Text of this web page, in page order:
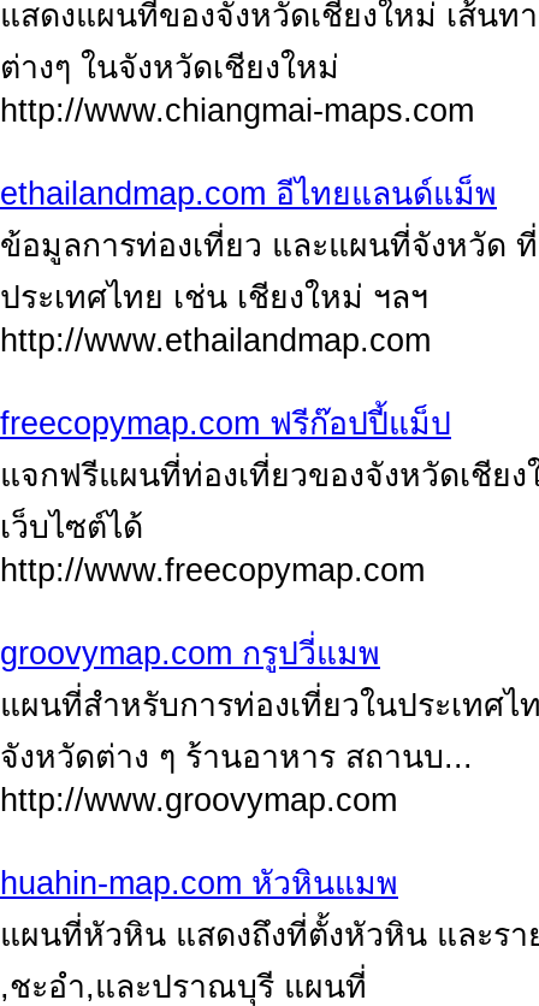
แสดงแผนที่ของจังหวัดเชียงใหม่ เส้นท
ต่างๆ ในจังหวัดเชียงใหม่
http://www.chiangmai-maps.com
ethailandmap.com อีไทยแลนด์แม็พ
ข้อมูลการท่องเที่ยว และแผนที่จังหวัด
ประเทศไทย เช่น เชียงใหม่ ฯลฯ
http://www.ethailandmap.com
freecopymap.com ฟรีก๊อปปี้แม็ป
แจกฟรีแผนที่ท่องเที่ยวของจังหวัดเชีย
เว็บไซต์ได้
http://www.freecopymap.com
groovymap.com กรูปวี่แมพ
แผนที่สำหรับการท่องเที่ยวในประเทศ
จังหวัดต่าง ๆ ร้านอาหาร สถานบ...
http://www.groovymap.com
huahin-map.com หัวหินแมพ
แผนที่หัวหิน แสดงถึงที่ตั้งหัวหิน และรา
,ชะอำ,และปราณบุรี แผนที่